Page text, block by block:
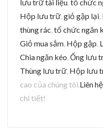
lưu trữ tài liệu tổ chức
Hộp lưu trữ giỏ gập lại
thùng rác tổ chức ngăn
Giỏ mua sắm Hộp gập
Chia ngăn kéo Ống lưu
Thùng lưu trữ Hộp lưu
cao của chúng tôi. Liên
chi tiết!